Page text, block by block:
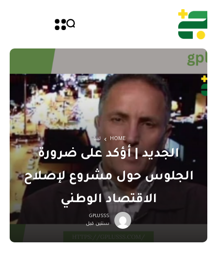
HOME ليبيا
الجديد | أؤكد على ضرورة
الجلوس حول مشروع لإصلاح
الاقتصاد الوطني
GPLUSSS
سنتين قبل